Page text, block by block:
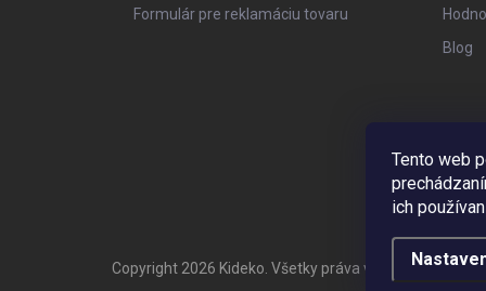
Tento web
ich
Formulár pre reklamáciu tovaru
Blog
Copyright 2026 Kideko. Všetky práva vyhradené.